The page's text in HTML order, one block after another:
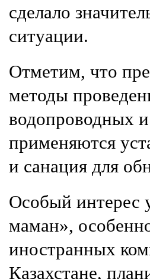
сделало
ситуации.
Отметим, что
методы
водопроводных
применяются
и санация для
Особый интерес
маман»,
иностранных
Казахстане,